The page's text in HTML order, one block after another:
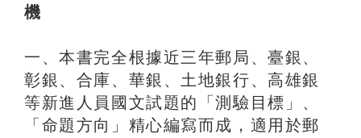
機
一、本書完全根據近三年郵局、臺銀、
彰銀、合庫、華銀、土地銀行、高雄銀
等新進人員國文試題的「測驗目標」、
「命題方向」精心編寫而成，適用於郵